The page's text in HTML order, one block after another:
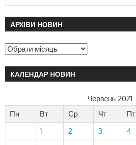
АРХІВИ НОВИН
КАЛЕНДАР НОВИН
Червень 2021
Пн
Вт Ср Чт Пт
1
2 3 4